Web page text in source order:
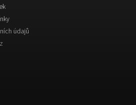
údajů